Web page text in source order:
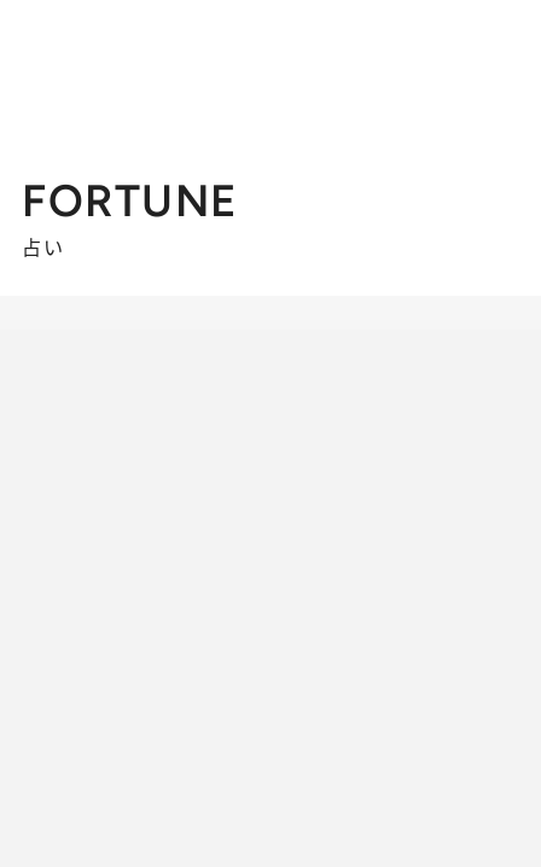
FORTUNE
占い